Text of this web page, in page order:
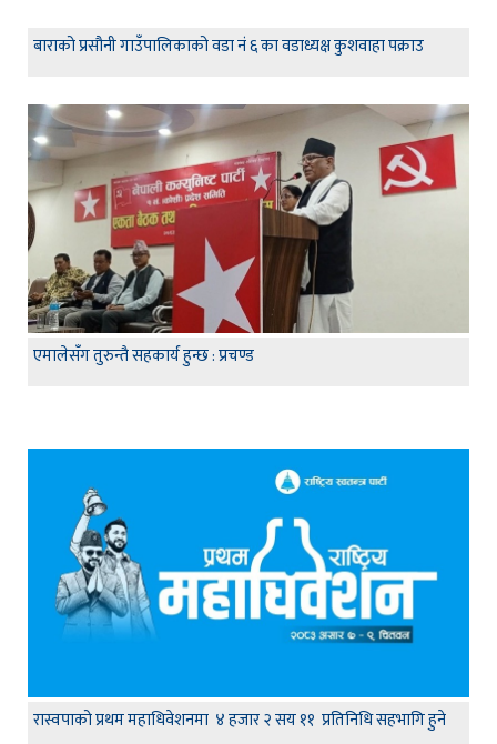
बाराको प्रसौनी गाउँपालिकाको वडा नं ६ का वडाध्यक्ष कुशवाहा पक्राउ
एमालेसँग तुरुन्तै सहकार्य हुन्छ : प्रचण्ड
रास्वपाको प्रथम महाधिवेशनमा ४ हजार २ सय ११ प्रतिनिधि सहभागि हुने